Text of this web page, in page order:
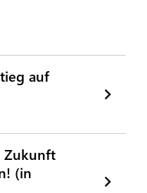
auf
Zukunft
(in